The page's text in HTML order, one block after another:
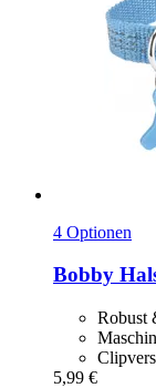
4 Optionen
Bobby
Robust
5,99 €